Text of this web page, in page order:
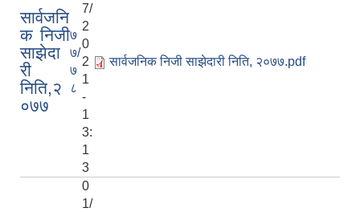
सार्वजनि
क निजी
साझेदा
री
निति,२
०७७
७
७/
७
८
7/
2
0
2
1
-
1
3:
1
3
सार्वजनिक निजी साझेदारी निति, २०७७.pdf
0
1/